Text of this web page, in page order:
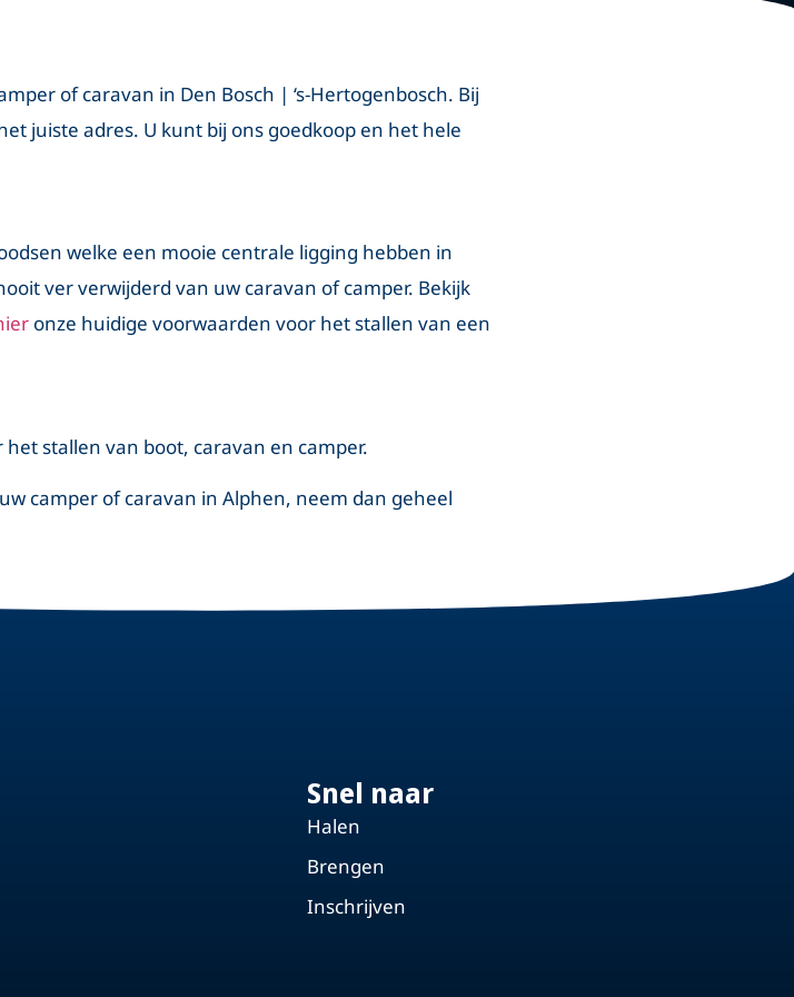
of caravan in Den Bosch | ‘s-Hertogenbosch. Bij
juiste adres. U kunt bij ons goedkoop en het hele
welke een mooie centrale ligging hebben in
ver verwijderd van uw caravan of camper. Bekijk
onze huidige voorwaarden voor het stallen van een
stallen van boot, caravan en camper.
camper of caravan in Alphen, neem dan geheel
Snel naar
Halen
Brengen
Inschrijven